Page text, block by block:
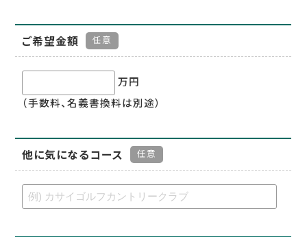
ご希望金額 任意
万円
（手数料、名義書換料は別途）
他に気になるコース 任意